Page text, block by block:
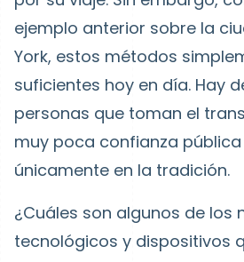
ejemplo anterior sobre la
York, estos métodos
suficientes hoy en día. Hay
personas que toman el
muy poca confianza
únicamente en la tradición.
¿Cuáles son algunos de los
tecnológicos y dispositivos